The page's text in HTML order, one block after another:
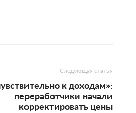
Следующая статья
к доходам»:
переработчики начали
корректировать цены